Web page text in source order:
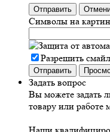
Отправить
Символы на
Разрешить
Задать вопрос
Вы можете задать
товару или работе